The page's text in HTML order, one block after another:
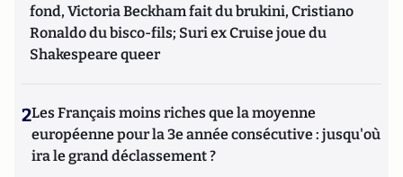
fond, Victoria Beckham fait du brukini, Cristiano
Ronaldo du bisco-fils; Suri ex Cruise joue du
Shakespeare queer
2Les Français moins riches que la moyenne
européenne pour la 3e année consécutive : jusqu'où
ira le grand déclassement ?